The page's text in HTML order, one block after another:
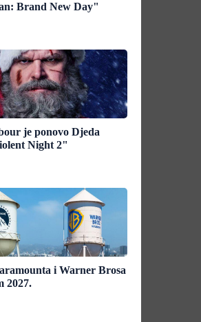
Brand New Day"
je ponovo Djeda
Night 2"
i Warner Brosa
2027.